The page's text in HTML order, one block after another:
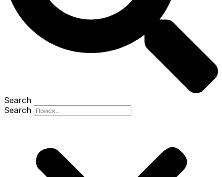
Search
Search